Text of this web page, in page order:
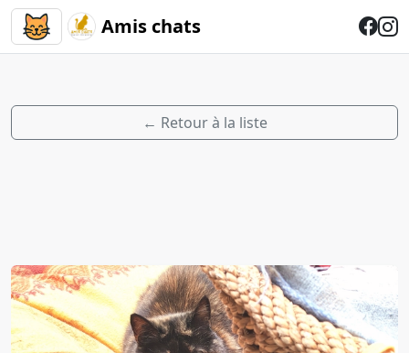
Amis chats
← Retour à la liste